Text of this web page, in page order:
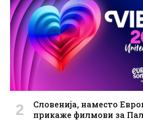
Словенија, наместо
прикаже филмови за